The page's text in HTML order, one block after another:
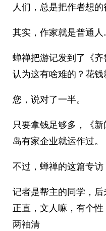
人们，总是把作者想的
其实，作家就是普通人
蝉禅把游记发到了《
认为这有啥难的？花钱
您，说对了一半。
只要拿钱足够多，《
岛有家企业就运作过。
不过，蝉禅的这篇专访
记者是帮主的同学，
正直，文人嘛，有个
两袖清